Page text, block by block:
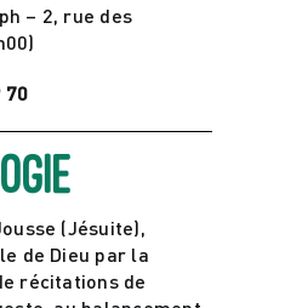
– 2, rue des
70
(Jésuite),
de Dieu par la
récitations de